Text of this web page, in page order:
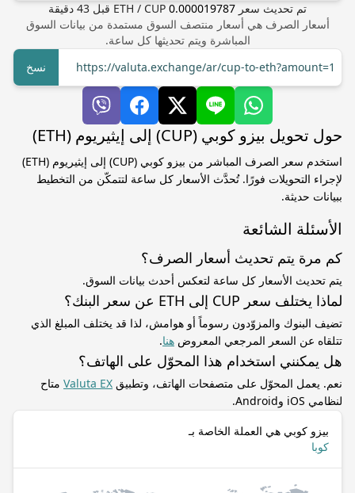
تم تحديث سعر ETH / CUP 0.000019787 قبل 43 دقيقة
أسعار الصرف هي أسعار منتصف السوق مستمدة من بيانات السوق
المباشرة ويتم تحديثها كل ساعة.
https://valuta.exchange/ar/cup-to-eth?amount=1
نسخ
حول تحويل بيزو كوبي (CUP) إلى إيثيريوم (ETH)
استخدم سعر الصرف المباشر من بيزو كوبي (CUP) إلى إيثيريوم (ETH)
لإجراء التحويلات فورًا. تُحدَّث الأسعار كل ساعة لتتمكّن من التخطيط
ببيانات حديثة.
الأسئلة الشائعة
كم مرة يتم تحديث أسعار الصرف؟
يتم تحديث الأسعار كل ساعة لتعكس أحدث بيانات السوق.
لماذا يختلف سعر CUP إلى ETH عن سعر البنك؟
تضيف البنوك والمزوّدون رسوماً أو هوامش، لذا قد يختلف المبلغ الذي
تتلقاه عن السعر المرجعي المعروض هنا.
هل يمكنني استخدام هذا المحوّل على الهاتف؟
نعم. يعمل المحوّل على متصفحات الهاتف، وتطبيق Valuta EX متاح
لنظامي iOS وAndroid.
بيزو كوبي هي العملة الخاصة بـ
كوبا